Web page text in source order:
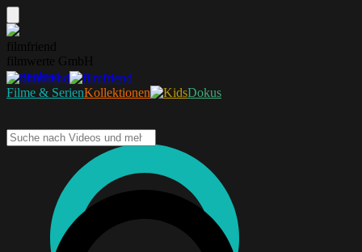
filmfriend
filmwerte GmbH
Download
Filme & SerienKollektionen Dokus